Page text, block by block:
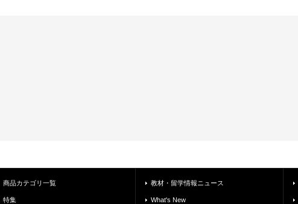
商品カテゴリ一覧
特集
教材・留学情報ニュース
What's New